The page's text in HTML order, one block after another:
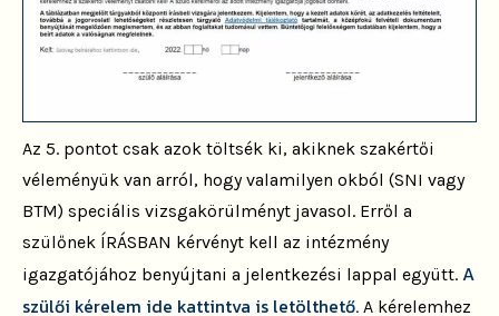
Az 5. pontot csak azok töltsék ki, akiknek szakértői
véleményük van arról, hogy valamilyen okból (SNI vagy
BTM) speciális vizsgakörülményt javasol. Erről a
szülőnek ÍRÁSBAN kérvényt kell az intézmény
igazgatójához benyújtani a jelentkezési lappal együtt. A
szülői kérelem ide kattintva is letölthető. A kérelemhez